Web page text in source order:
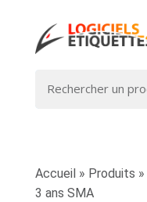
Accueil » Produits »
3 ans SMA